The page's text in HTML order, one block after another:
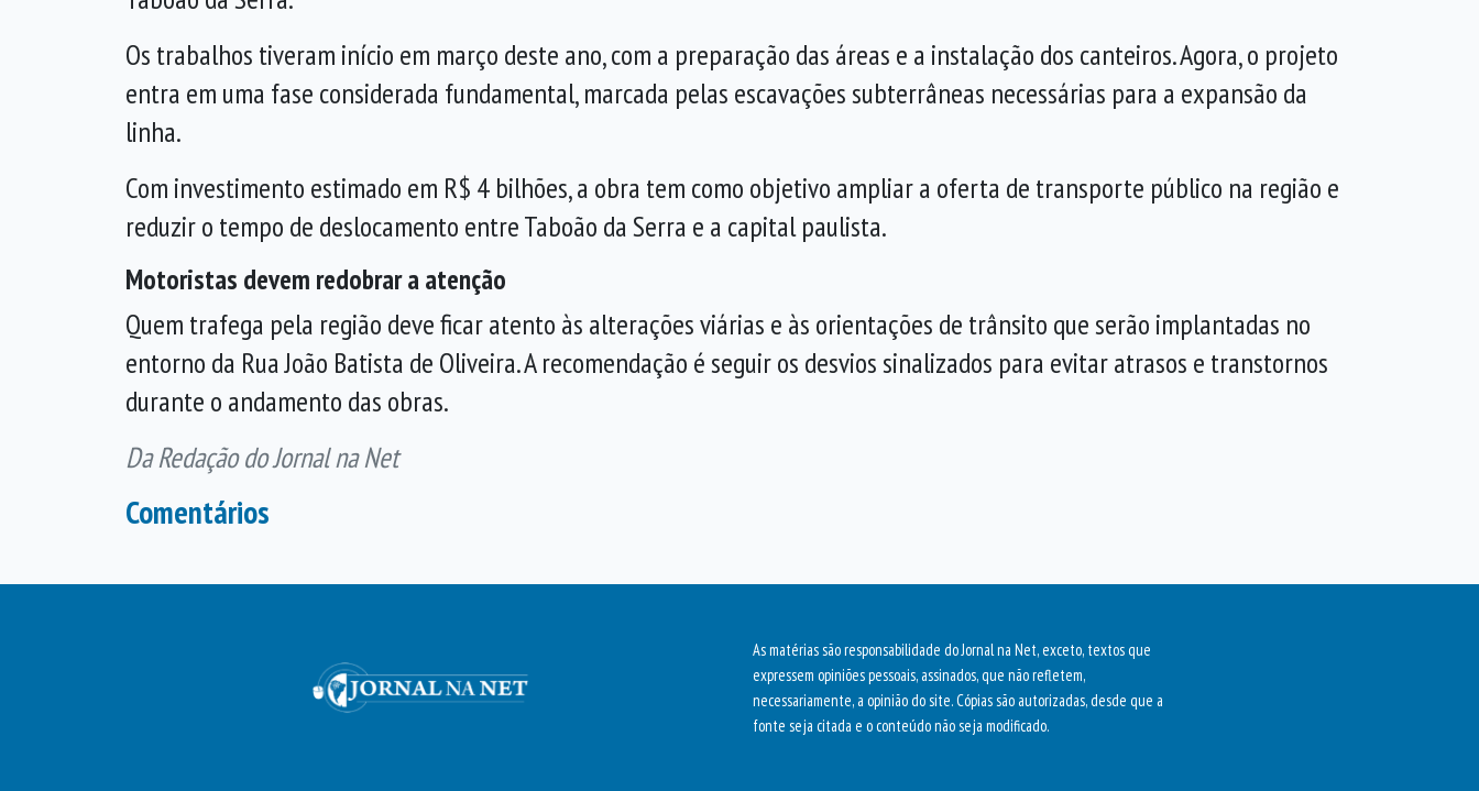
Os trabalhos tiveram início em março deste ano, com a preparação das áreas e a instalação dos canteiros. Agora, o projeto
entra em uma fase considerada fundamental, marcada pelas escavações subterrâneas necessárias para a expansão da
linha.
Com investimento estimado em R$ 4 bilhões, a obra tem como objetivo ampliar a oferta de transporte público na região e
reduzir o tempo de deslocamento entreTaboão da Serra e a capital paulista.
Motoristas devem redobrar a atenção
Quem trafega pela região deve ficar atento às alterações viárias e às orientações de trânsito que serão implantadas no
entorno da Rua João Batista de Oliveira. A recomendação é seguir os desvios sinalizados para evitar atrasos e transtornos
durante o andamento das obras.
Da Redação do Jornal na Net
Comentários
As matérias são responsabilidade do Jornal na Net, exceto, textos que
expressem opiniões pessoais, assinados, que não refletem,
necessariamente, a opinião do site. Cópias são autorizadas, desde que a
fonte seja citada e o conteúdo não seja modificado.